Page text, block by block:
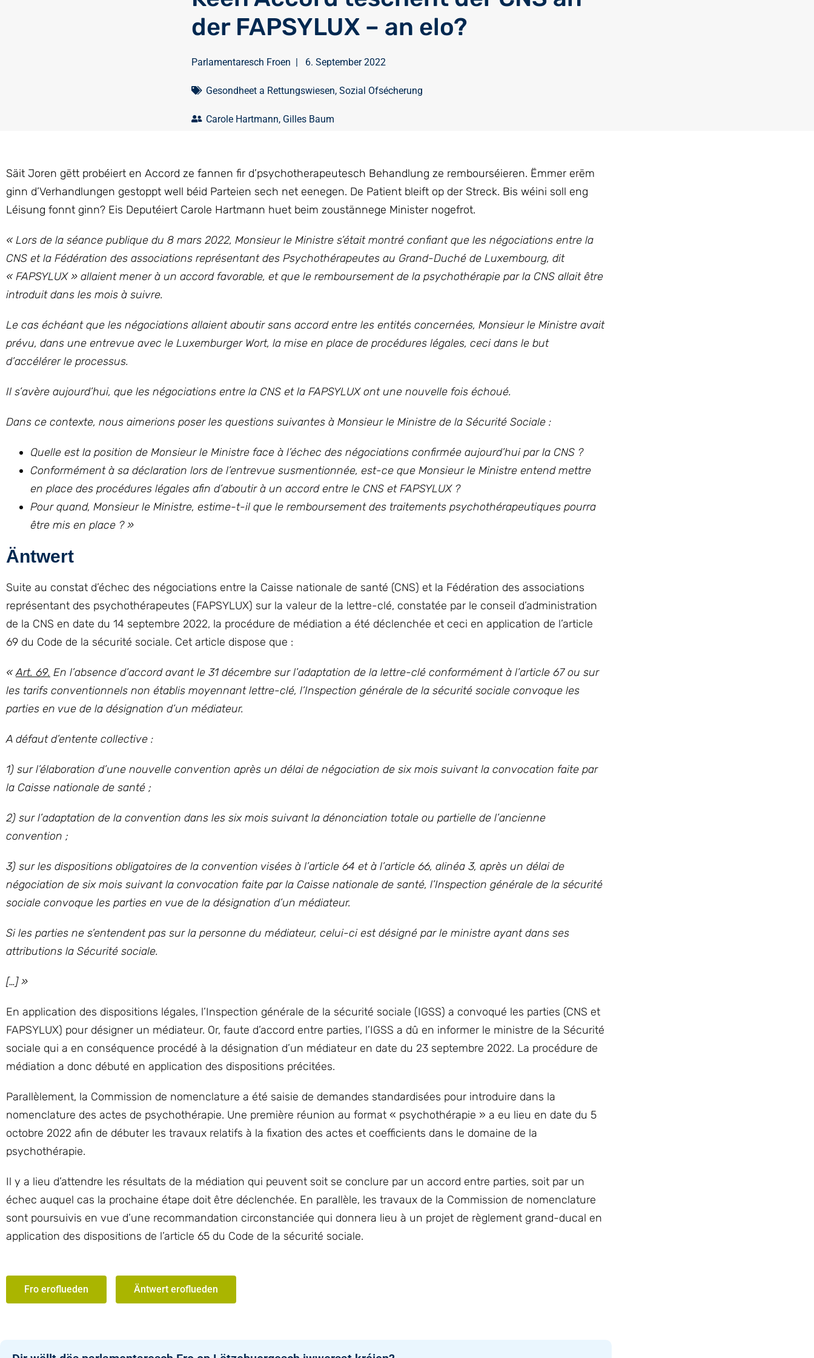
der FAPSYLUX – an elo?
Parlamentaresch Froen | 6. September 2022
Gesondheet a Rettungswiesen, Sozial Ofsécherung
Carole Hartmann, Gilles Baum
Säit Joren gëtt probéiert en Accord ze fannen fir d’psychotherapeutesch Behandlung ze rembourséieren. Ëmmer erëm
ginn d’Verhandlungen gestoppt well béid Parteien sech net eenegen. De Patient bleift op der Streck. Bis wéini soll eng
Léisung fonnt ginn? Eis Deputéiert Carole Hartmann huet beim zoustännege Minister nogefrot.
« Lors de la séance publique du 8 mars 2022, Monsieur le Ministre s’était montré confiant que les négociations entre la
CNS et la Fédération des associations représentant des Psychothérapeutes au Grand-Duché de Luxembourg, dit
« FAPSYLUX » allaient mener à un accord favorable, et que le remboursement de la psychothérapie par la CNS allait être
introduit dans les mois à suivre.
Le cas échéant que les négociations allaient aboutir sans accord entre les entités concernées, Monsieur le Ministre avait
prévu, dans une entrevue avec le Luxemburger Wort, la mise en place de procédures légales, ceci dans le but
d’accélérer le processus.
Il s’avère aujourd’hui, que les négociations entre la CNS et la FAPSYLUX ont une nouvelle fois échoué.
Dans ce contexte, nous aimerions poser les questions suivantes à Monsieur le Ministre de la Sécurité Sociale :
Quelle est la position de Monsieur le Ministre face à l’échec des négociations confirmée aujourd’hui par la CNS ?
Conformément à sa déclaration lors de l’entrevue susmentionnée, est-ce que Monsieur le Ministre entend mettre
en place des procédures légales afin d’aboutir à un accord entre le CNS et FAPSYLUX ?
Pour quand, Monsieur le Ministre, estime-t-il que le remboursement des traitements psychothérapeutiques pourra
être mis en place ?»
Äntwert
Suite au constat d’échec des négociations entre la Caisse nationale de santé (CNS) et la Fédération des associations
représentant des psychothérapeutes (FAPSYLUX) sur la valeur de la lettre-clé, constatée par le conseil d’administration
de la CNS en date du 14 septembre 2022, la procédure de médiation a été déclenchée et ceci en application de l’article
69 du Code de la sécurité sociale. Cet article dispose que :
«Art. 69. En l’absence d’accord avant le 31 décembre sur l’adaptation de la lettre-clé conformément à l’article 67 ou sur
les tarifs conventionnels non établis moyennant lettre-clé, l’Inspection générale de la sécurité sociale convoque les
parties en vue de la désignation d’un médiateur.
A défaut d’entente collective :
1) sur l’élaboration d’une nouvelle convention après un délai de négociation de six mois suivant la convocation faite par
la Caisse nationale de santé ;
2) sur l’adaptation de la convention dans les six mois suivant la dénonciation totale ou partielle de l’ancienne
convention ;
3) sur les dispositions obligatoires de la convention visées à l’article 64 et à l’article 66, alinéa 3, après un délai de
négociation de six mois suivant la convocation faite par la Caisse nationale de santé, l’Inspection générale de la sécurité
sociale convoque les parties en vue de la désignation d’un médiateur.
Si les parties ne s’entendent pas sur la personne du médiateur, celui-ci est désigné par le ministre ayant dans ses
attributions la Sécurité sociale.
[…] »
En application des dispositions légales, l’Inspection générale de la sécurité sociale (IGSS) a convoqué les parties (CNS et
FAPSYLUX) pour désigner un médiateur. Or, faute d’accord entre parties, l’IGSS a dû en informer le ministre de la Sécurité
sociale qui a en conséquence procédé à la désignation d’un médiateur en date du 23 septembre 2022. La procédure de
médiation a donc débuté en application des dispositions précitées.
Parallèlement, la Commission de nomenclature a été saisie de demandes standardisées pour introduire dans la
nomenclature des actes de psychothérapie. Une première réunion au format « psychothérapie » a eu lieu en date du 5
octobre 2022 afin de débuter les travaux relatifs à la fixation des actes et coefficients dans le domaine de la
psychothérapie.
Il y a lieu d’attendre les résultats de la médiation qui peuvent soit se conclure par un accord entre parties, soit par un
échec auquel cas la prochaine étape doit être déclenchée. En parallèle, les travaux de la Commission de nomenclature
sont poursuivis en vue d’une recommandation circonstanciée qui donnera lieu à un projet de règlement grand-ducal en
application des dispositions de l’article 65 du Code de la sécurité sociale.
Fro eroflueden Äntwert eroflueden